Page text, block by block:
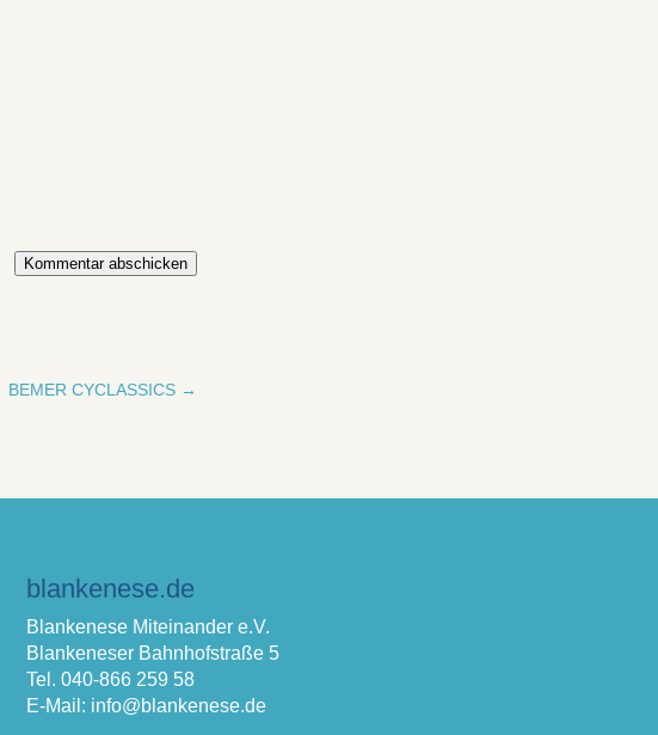
Kommentar abschicken
BEMER CYCLASSICS→
blankenese.de
Blankenese Miteinander e.V.
Blankeneser Bahnhofstraße 5
Tel. 040-866 259 58
E-Mail: info@blankenese.de